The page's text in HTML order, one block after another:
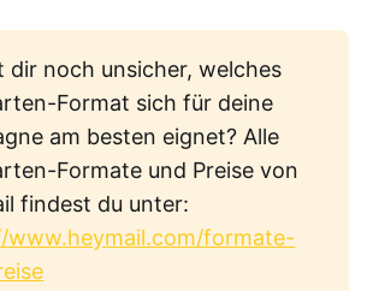
dir noch unsicher, welches
Format sich für deine
am besten eignet? Alle
Formate und Preise von
findest du unter:
www.heymail.com/formate-